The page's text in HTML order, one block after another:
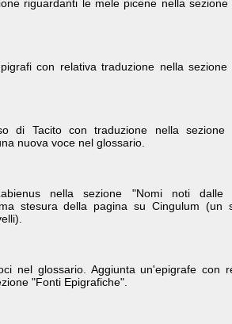
riguardanti le mele picene nella sezione
con relativa traduzione nella sezione
di Tacito con traduzione nella sezione
nuova voce nel glossario.
nella sezione "Nomi noti dalle
stesura della pagina su Cingulum (un
nel glossario. Aggiunta un'epigrafe con
"Fonti Epigrafiche".